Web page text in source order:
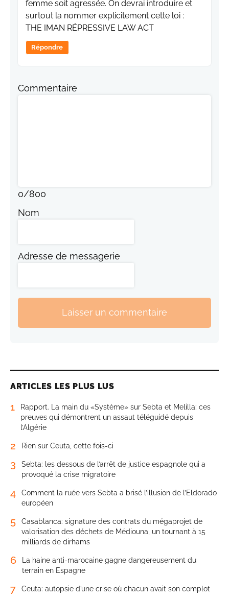
femme soit agressée. On devrai introduire et
surtout la nommer explicitement cette loi :
THE IMAN RÉPRESSIVE LAW ACT
Répondre
Commentaire
0/800
Nom
Adresse de messagerie
Laisser un commentaire
ARTICLES LES PLUS LUS
1
Rapport. La main du «Système» sur Sebta et Melilla: ces
preuves qui démontrent un assaut téléguidé depuis
l’Algérie
2 Rien sur Ceuta, cette fois-ci
3
Sebta: les dessous de l’arrêt de justice espagnole qui a
provoqué la crise migratoire
4
Comment la ruée vers Sebta a brisé l’illusion de l’Eldorado
européen
5
Casablanca: signature des contrats du mégaprojet de
valorisation des déchets de Médiouna, un tournant à 15
milliards de dirhams
6
La haine anti-marocaine gagne dangereusement du
terrain en Espagne
7 Ceuta: autopsie d’une crise où chacun avait son complot